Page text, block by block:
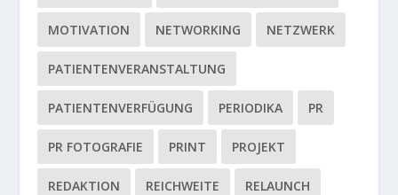
MOTIVATION NETWORKING NETZWERK
PATIENTENVERANSTALTUNG
PATIENTENVERFÜGUNG PERIODIKA PR
PR FOTOGRAFIE PRINT PROJEKT
REDAKTION REICHWEITE RELAUNCH